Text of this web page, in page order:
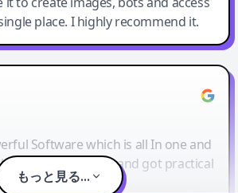
place. I highly recommend it.
Software which is all In one and
their workshop and got practical
tricks.
もっと見る...